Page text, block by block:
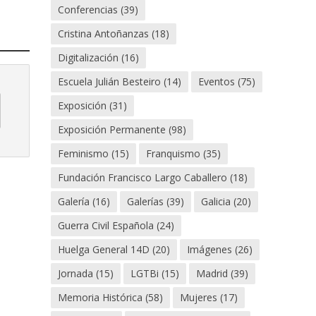
Conferencias (39)
Cristina Antoñanzas (18)
Digitalización (16)
Escuela Julián Besteiro (14) Eventos (75)
Exposición (31)
Exposición Permanente (98)
Feminismo (15) Franquismo (35)
Fundación Francisco Largo Caballero (18)
Galería (16) Galerías (39) Galicia (20)
Guerra Civil Española (24)
Huelga General 14D (20) Imágenes (26)
Jornada (15) LGTBi (15) Madrid (39)
Memoria Histórica (58) Mujeres (17)